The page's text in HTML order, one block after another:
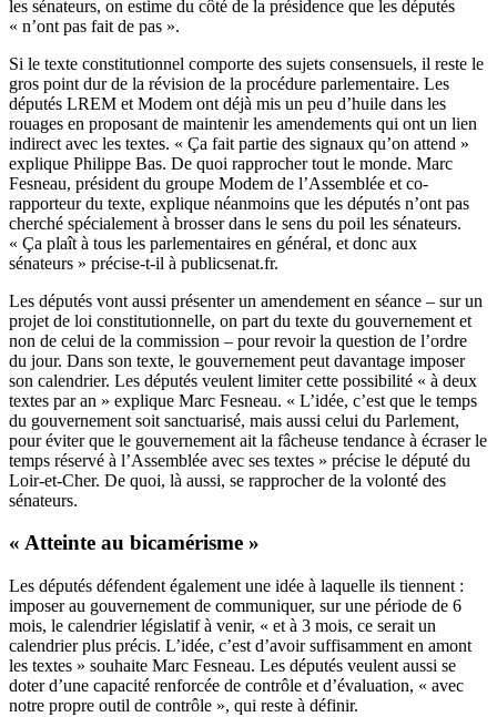
les sénateurs, on estime du côté de la présidence que les députés
« n’ont pas fait de pas ».
Si le texte constitutionnel comporte des sujets consensuels, il reste le
gros point dur de la révision de la procédure parlementaire. Les
députés LREM et Modem ont déjà mis un peu d’huile dans les
rouages en proposant de maintenir les amendements qui ont un lien
indirect avec les textes. « Ça fait partie des signaux qu’on attend »
explique Philippe Bas. De quoi rapprocher tout le monde. Marc
Fesneau, président du groupe Modem de l’Assemblée et co-
rapporteur du texte, explique néanmoins que les députés n’ont pas
cherché spécialement à brosser dans le sens du poil les sénateurs.
« Ça plaît à tous les parlementaires en général, et donc aux
sénateurs » précise-t-il à publicsenat.fr.
Les députés vont aussi présenter un amendement en séance – sur un
projet de loi constitutionnelle, on part du texte du gouvernement et
non de celui de la commission – pour revoir la question de l’ordre
du jour. Dans son texte, le gouvernement peut davantage imposer
son calendrier. Les députés veulent limiter cette possibilité « à deux
textes par an » explique Marc Fesneau. « L’idée, c’est que le temps
du gouvernement soit sanctuarisé, mais aussi celui du Parlement,
pour éviter que le gouvernement ait la fâcheuse tendance à écraser le
temps réservé à l’Assemblée avec ses textes » précise le député du
Loir-et-Cher. De quoi, là aussi, se rapprocher de la volonté des
sénateurs.
« Atteinte au bicamérisme »
Les députés défendent également une idée à laquelle ils tiennent :
imposer au gouvernement de communiquer, sur une période de 6
mois, le calendrier législatif à venir, « et à 3 mois, ce serait un
calendrier plus précis. L’idée, c’est d’avoir suffisamment en amont
les textes » souhaite Marc Fesneau. Les députés veulent aussi se
doter d’une capacité renforcée de contrôle et d’évaluation, « avec
notre propre outil de contrôle », qui reste à définir.